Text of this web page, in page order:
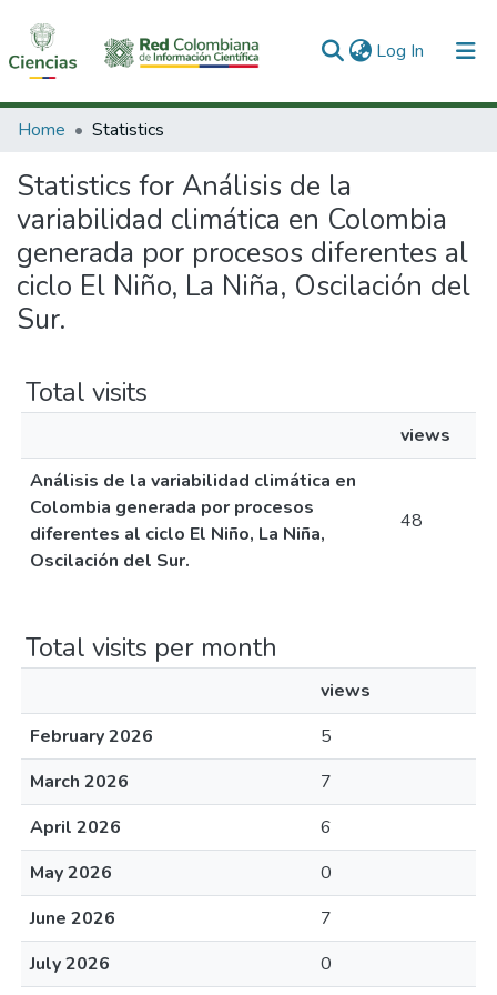
Log In (current)
Communities & Collections
All of DSpace
Home Statistics
Statistics for Análisis de la
variabilidad climática en Colombia
generada por procesos diferentes al
ciclo El Niño, La Niña, Oscilación del
Sur.
Total visits
views
Análisis de la variabilidad climática en
Colombia generada por procesos
diferentes al ciclo El Niño, La Niña,
Oscilación del Sur.
48
Total visits per month
views
February 2026
5
March 2026
7
April 2026
6
May 2026
0
June 2026
7
July 2026
0